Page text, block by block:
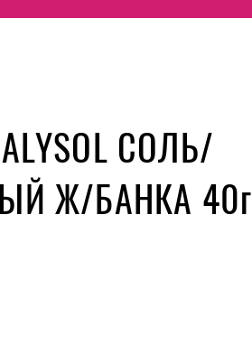
СОЛЬ/
Ж/БАНКА 40г